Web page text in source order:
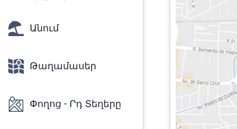
Անում
Թաղամասեր
Փողոց - Րդ Տեղերը